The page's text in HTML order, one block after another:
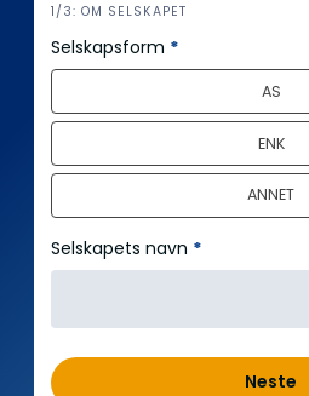
i
n
n
o
d
1/3: OM SELSKAPET
Selskapsform *
AS
ENK
ANNET
Selskapets navn *
Neste